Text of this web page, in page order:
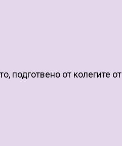
подготвено от колегите от